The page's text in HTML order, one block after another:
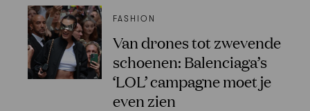
FASHION
Van drones tot zwevende
schoenen: Balenciaga’s
‘LOL’ campagne moet je
even zien